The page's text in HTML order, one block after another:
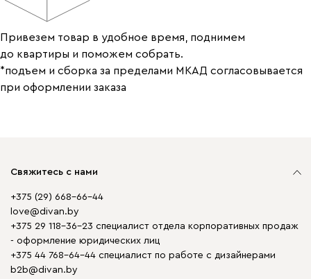
Привезем товар в удобное время, поднимем
до квартиры и поможем собрать.
*подъем и сборка за пределами МКАД согласовывается
при оформлении заказа
Свяжитесь с нами
+375 (29) 668-66-44
love@divan.by
+375 29 118-36-23 специалист отдела корпоративных продаж
- оформление юридических лиц
+375 44 768-64-44 специалист по работе с дизайнерами
b2b@divan.by